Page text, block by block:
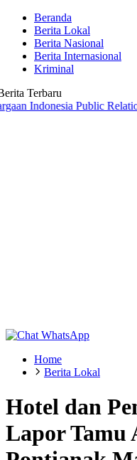
Beranda
Berita Lokal
Berita Nasional
Berita Internasional
Kriminal
Terbaru
Public Relations
Home
Berita Lokal
Hotel dan
Lapor Tamu